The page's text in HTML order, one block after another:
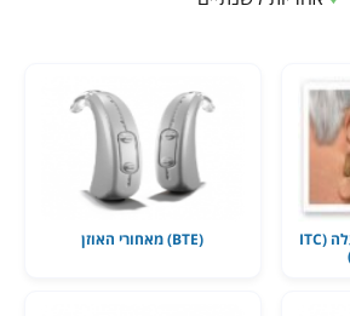
מכשיר שמיעה בתוך התעלה (ITC